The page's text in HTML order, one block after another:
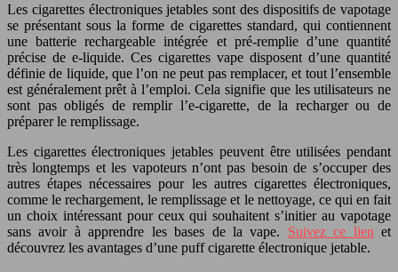
Les cigarettes électroniques jetables sont des dispositifs de vapotage
se présentant sous la forme de cigarettes standard, qui contiennent
une batterie rechargeable intégrée et pré-remplie d’une quantité
précise de e-liquide. Ces cigarettes vape disposent d’une quantité
définie de liquide, que l’on ne peut pas remplacer, et tout l’ensemble
est généralement prêt à l’emploi. Cela signifie que les utilisateurs ne
sont pas obligés de remplir l’e-cigarette, de la recharger ou de
préparer le remplissage.
Les cigarettes électroniques jetables peuvent être utilisées pendant
très longtemps et les vapoteurs n’ont pas besoin de s’occuper des
autres étapes nécessaires pour les autres cigarettes électroniques,
comme le rechargement, le remplissage et le nettoyage, ce qui en fait
un choix intéressant pour ceux qui souhaitent s’initier au vapotage
sans avoir à apprendre les bases de la vape. Suivez ce lien et
découvrez les avantages d’une puff cigarette électronique jetable.